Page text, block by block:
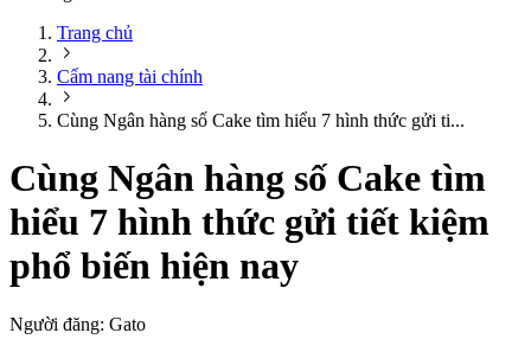
Trang chủ
Cẩm nang tài chính
Cùng Ngân hàng số Cake tìm hiểu 7 hình thức gửi ti...
Cùng Ngân hàng số Cake tìm
hiểu 7 hình thức gửi tiết kiệm
phổ biến hiện nay
Người đăng: Gato